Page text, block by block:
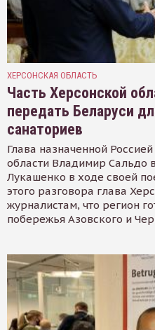
ХЕРСОНСКАЯ ОБЛАСТЬ
Часть Херсонской
передать Беларуси
санаториев
Глава назначенной
области Владимир Сальдо
Лукашенко в ходе своей
этого разговора глава
журналистам, что регион
побережья Азовского и